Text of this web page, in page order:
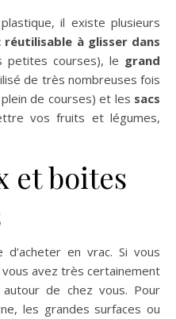
il existe plusieurs
réutilisable à glisser dans
courses), le grand
de très nombreuses fois
de courses) et les sacs
vos fruits et légumes,
et boites
en vrac. Si vous
avez très certainement
de chez vous. Pour
les grandes surfaces ou